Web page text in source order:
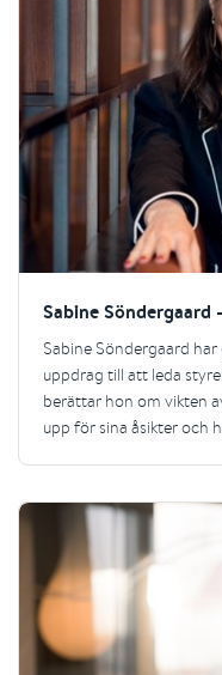
Sabine
Sabine Söndergaard
uppdrag till att leda
berättar hon om vikten
upp för sina åsikter och